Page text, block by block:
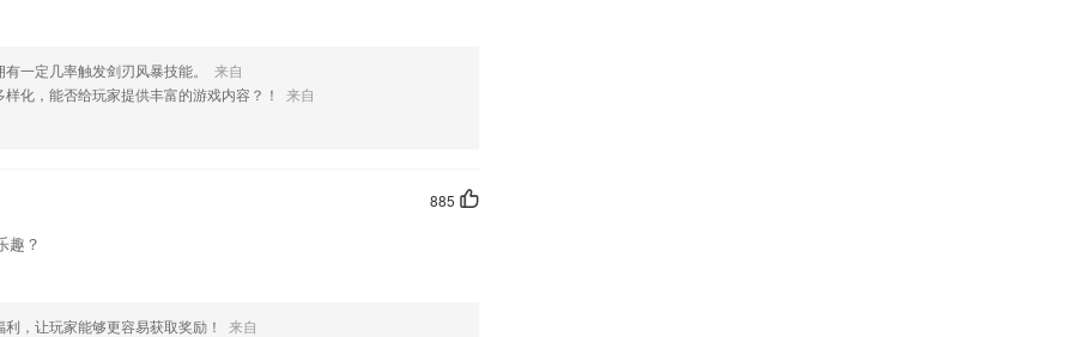
一定几率触发剑刃风暴技能。
来自
样化，能否给玩家提供丰富的游戏内容？！
来自
885
趣？
，让玩家能够更容易获取奖励！
来自